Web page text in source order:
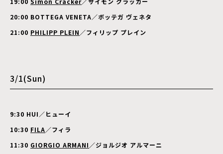
20:00 BOTTEGA VENETA／ボッテガ ヴェネタ
21:00 PHILIPP PLEIN ／フィリップ プレイン
3/1(Sun)
9:30 HUI／ヒューイ
10:30 FILA／フィラ
11:30 GIORGIO ARMANI ／ジョルジオ アルマーニ